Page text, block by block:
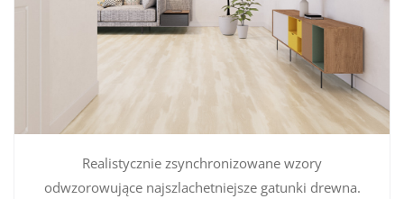
Realistycznie zsynchronizowane wzory
odwzorowujące najszlachetniejsze gatunki drewna.